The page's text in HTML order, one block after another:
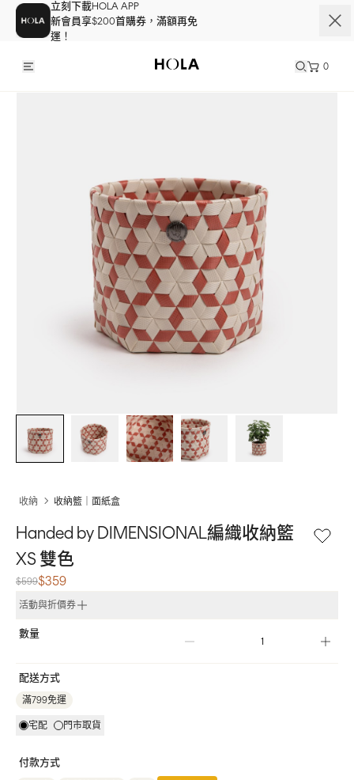
立刻下載HOLA APP
新會員享$200首購券，滿額再免
運！
0
收納 收納籃｜面紙盒
Handed by DIMENSIONAL編織收納籃
XS 雙色
$599$359
活動與折價券
數量
配送方式
滿799免運
宅配 門市取貨
付款方式